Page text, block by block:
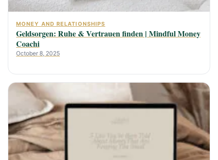
MONEY AND RELATIONSHIPS
Geldsorgen: Ruhe & Vertrauen finden | Mindful Money
Coachi
October 8, 2025